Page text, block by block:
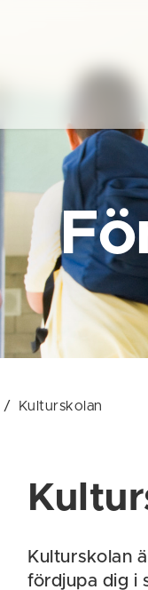
/ Kulturskolan
Kulturskolan
fördjupa dig i